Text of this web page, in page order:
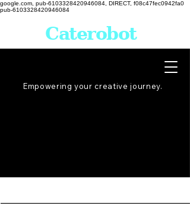
google.com, pub-6103328420946084, DIRECT, f08c47fec0942fa0
pub-6103328420946084
Empowering your creative journey.
Caterobot